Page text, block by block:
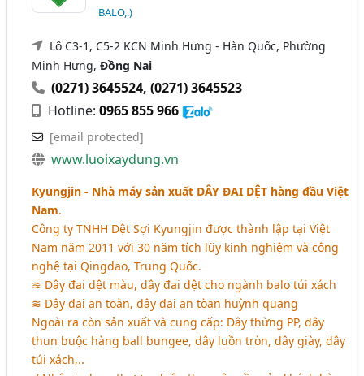
BALO,.)
Lô C3-1, C5-2 KCN Minh Hưng - Hàn Quốc, Phường
Minh Hưng,Đồng Nai
(0271) 3645524,(0271) 3645523
Hotline:0965 855 966
[email protected]
www.luoixaydung.vn
Kyungjin - Nhà máy sản xuất DÂY ĐAI DỆT hàng đầu Việt
Nam.
Công ty TNHH Dệt Sợi Kyungjin được thành lập tại Việt
Nam năm 2011 với 30 năm tích lũy kinh nghiệm và công
nghệ tại Qingdao, Trung Quốc.
≋ Dây đai dệt màu, dây đai dệt cho ngành balo túi xách
≋ Dây đai an toàn, dây đai an tòan huỳnh quang
Ngoài ra còn sản xuất và cung cấp: Dây thừng PP, dây
thun buộc hàng ball bungee, dây luồn tròn, dây giày, dây
túi xách,..